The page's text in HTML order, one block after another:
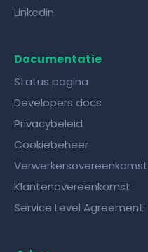
Linkedin
Documentatie
Status pagina
Developers docs
Privacybeleid
Cookiebeheer
Verwerkersovereenkomst
Klantenovereenkomst
Service Level Agreement